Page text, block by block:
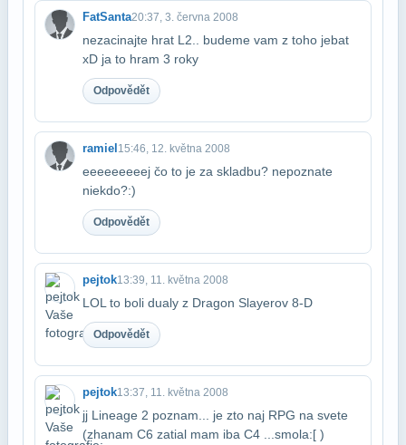
FatSanta20:37, 3. června 2008
nezacinajte hrat L2.. budeme vam z toho jebat
xD ja to hram 3 roky
Odpovědět
ramiel15:46, 12. května 2008
eeeeeeeeej čo to je za skladbu? nepoznate
niekdo?:)
Odpovědět
pejtok13:39, 11. května 2008
LOL to boli dualy z Dragon Slayerov 8-D
Odpovědět
pejtok13:37, 11. května 2008
jj Lineage 2 poznam... je zto naj RPG na svete
(zhanam C6 zatial mam iba C4 ...smola​:[ )